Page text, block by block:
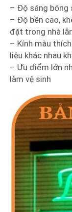
– Độ sáng bóng
– Độ bền cao,
đặt trong nhà
– Kính màu
liệu khác nhau
– Ưu điểm lớn
làm vệ sinh